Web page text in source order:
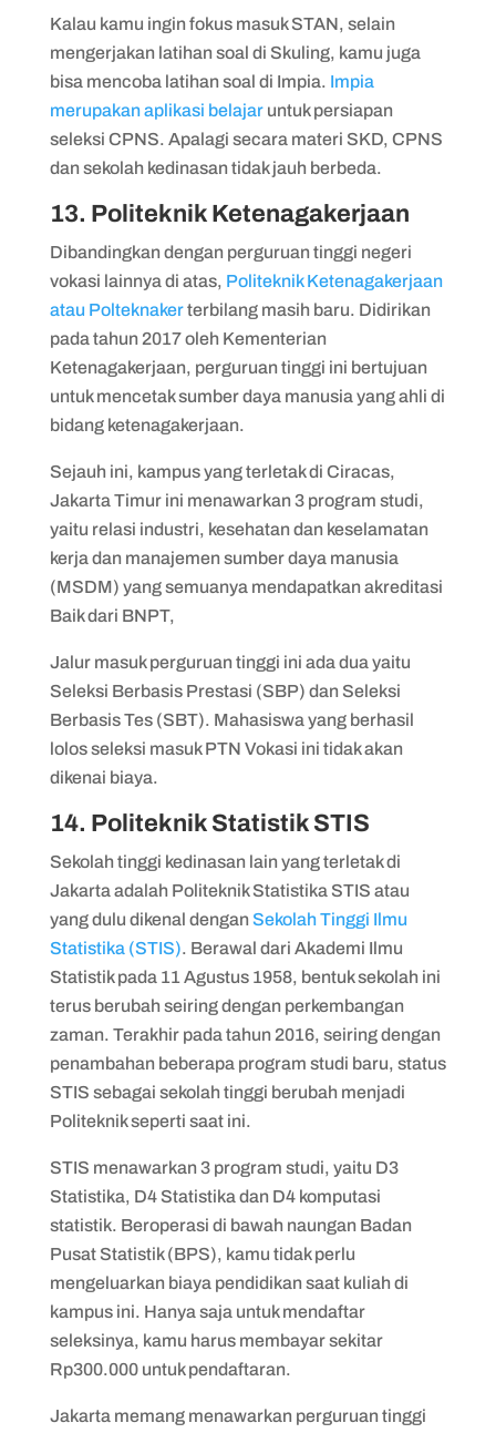
Kalau kamu ingin fokus masuk STAN, selain
mengerjakan latihan soal di Skuling, kamu juga
bisa mencoba latihan soal di Impia. Impia
merupakan aplikasi belajaruntuk persiapan
seleksi CPNS. Apalagi secara materi SKD, CPNS
dan sekolah kedinasan tidak jauh berbeda.
13. Politeknik Ketenagakerjaan
Dibandingkan dengan perguruan tinggi negeri
vokasi lainnya di atas, Politeknik Ketenagakerjaan
atau Polteknakerterbilang masih baru. Didirikan
pada tahun 2017 oleh Kementerian
Ketenagakerjaan, perguruan tinggi ini bertujuan
untuk mencetak sumber daya manusia yang ahli di
bidang ketenagakerjaan.
Sejauh ini, kampus yang terletak di Ciracas,
Jakarta Timur ini menawarkan 3 program studi,
yaitu relasi industri, kesehatan dan keselamatan
kerja dan manajemen sumber daya manusia
(MSDM) yang semuanya mendapatkan akreditasi
Baik dari BNPT,
Jalur masuk perguruan tinggi ini ada dua yaitu
Seleksi Berbasis Prestasi (SBP) dan Seleksi
Berbasis Tes (SBT). Mahasiswa yang berhasil
lolos seleksi masuk PTN Vokasi ini tidak akan
dikenai biaya.
14. Politeknik Statistik STIS
Sekolah tinggi kedinasan lain yang terletak di
Jakarta adalah Politeknik Statistika STIS atau
yang dulu dikenal denganSekolah Tinggi Ilmu
Statistika (STIS). Berawal dari Akademi Ilmu
Statistik pada 11 Agustus 1958, bentuk sekolah ini
terus berubah seiring dengan perkembangan
zaman. Terakhir pada tahun 2016, seiring dengan
penambahan beberapa program studi baru, status
STIS sebagai sekolah tinggi berubah menjadi
Politeknik seperti saat ini.
STIS menawarkan 3 program studi, yaitu D3
Statistika, D4 Statistika dan D4 komputasi
statistik. Beroperasi di bawah naungan Badan
Pusat Statistik (BPS), kamu tidak perlu
mengeluarkan biaya pendidikan saat kuliah di
kampus ini. Hanya saja untuk mendaftar
seleksinya, kamu harus membayar sekitar
Rp300.000 untuk pendaftaran.
Jakarta memang menawarkan perguruan tinggi